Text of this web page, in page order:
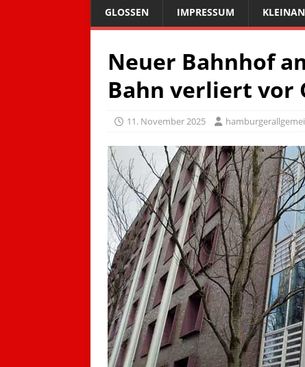
GLOSSEN IMPRESSUM
Neuer Bahnhof
Bahn verliert vor
11. November 2025